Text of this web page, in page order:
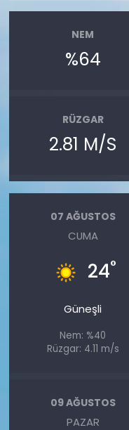
NEM
%64
RÜZGAR
2.81 M/S
07 AĞUSTOS
CUMA
24°
Güneşli
Nem: %40
Rüzgar: 4.11 m/s
09 AĞUSTOS
PAZAR